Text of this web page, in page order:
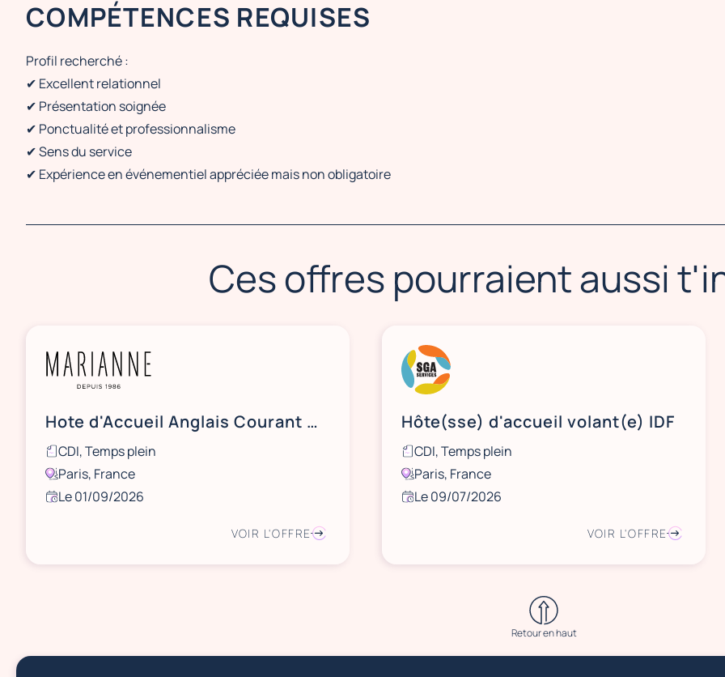
COMPÉTENCES REQUISES
Profil recherché :
✔ Excellent relationnel
✔ Présentation soignée
✔ Ponctualité et professionnalisme
✔ Sens du service
✔ Expérience en événementiel appréciée mais non obligatoire
Ces offres pourraient aussi
Hote d'Accueil Anglais Courant H/F - CDI 35H
CDI, Temps plein
Paris, France
Le 01/09/2026
VOIR L'OFFRE
Hôte(sse) d'accueil volant(e) IDF
CDI, Temps plein
Paris, France
Le 09/07/2026
VOIR L'OFFRE
Retour en haut